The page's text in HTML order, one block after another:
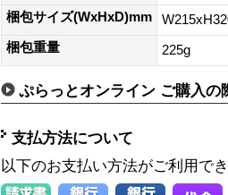
梱包サイズ(WxHxD)mm
梱包重量
225g
ぷらっとオンライン ご購入の
支払方法について
以下のお支払い方法がご利用で